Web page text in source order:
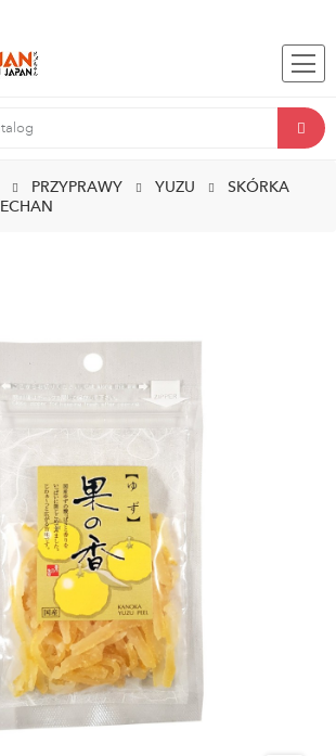
PRZYPRAWY YUZU
SKÓRKA